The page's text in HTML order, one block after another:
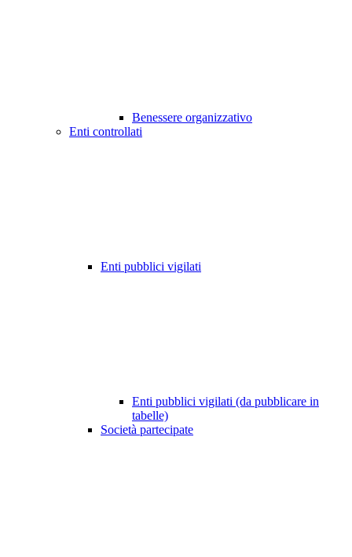
Benessere organizzativo
Enti controllati
Enti pubblici vigilati
Enti pubblici vigilati (da pubblicare in
tabelle)
Società partecipate